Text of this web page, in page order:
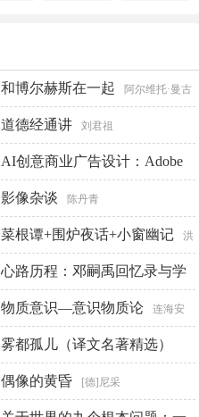
和博尔赫斯在一起 阿尔维托·曼古
埃尔
道德经通讲 刘君祖
AI创意商业广告设计：Adobe
Firefly + Photoshop
影像杂谈 陈丹青
菜根谭+围炉夜话+小窗幽记 洪
应明 王永彬 [明]陈继儒
心路历程：邓嗣禹回忆录与学
术年谱 彭靖
物质意识—意识物质论 连海安
雾都孤儿（译文名著精选）
[英]狄更斯
偶像的黄昏 [德]尼采